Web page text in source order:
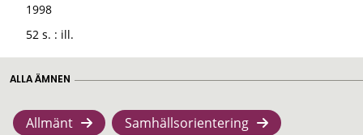
1998
52 s. : ill.
ALLA ÄMNEN
Allmänt Samhällsorientering